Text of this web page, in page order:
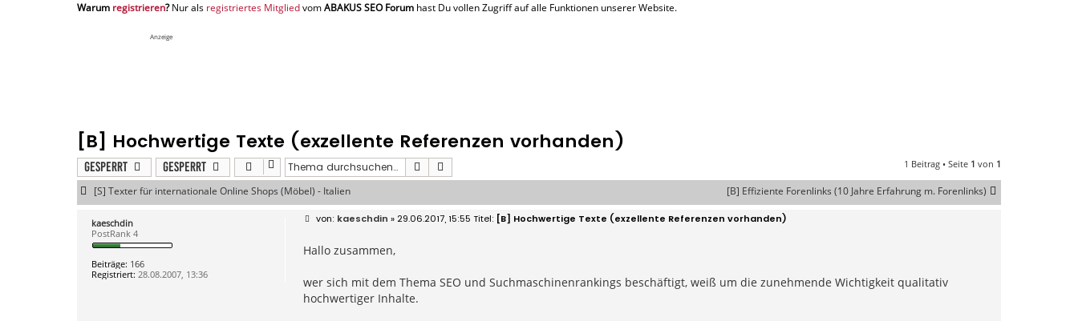
registrieren registriertes Mitglied
Anzeige
[B] Hochwertige Texte (exzellente Referenzen vorhanden)
Gesperrt Gesperrt Suche 1 Beitrag • Seite 1 von 1
[S] Texter für internationale Online Shops (Möbel) - Italien [B] Effiziente Forenlinks (10 Jahre Erfahrung m. Forenlinks)
kaeschdin
PostRank 4
Beiträge: 166
Registriert: 28.08.2007, 13:36
B
t
g
kaeschdin » 29.06.2017, 15:55 [B] Hochwertige Texte (exzellente Referenzen vorhanden)
Hallo zusammen,
wer sich mit dem Thema SEO und Suchmaschinenrankings beschäftigt, weiß um die zunehmende Wichtigkeit qualitativ
hochwertiger Inhalte.